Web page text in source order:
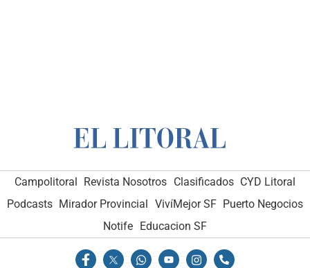
Campolitoral Revista Nosotros Clasificados CYD Litoral
Podcasts Mirador Provincial VivíMejor SF Puerto Negocios
Notife Educacion SF